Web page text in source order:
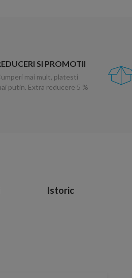
SI PROMOTII
mai mult, platesti
putin. Extra reducere 5 %
Istoric